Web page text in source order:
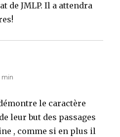
de JMLP. Il a attendra
min
le caractère
leur but des passages
, comme si en plus il